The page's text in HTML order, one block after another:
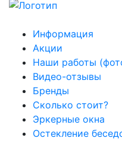
Информация
Акции
Наши работы
Видео-отзывы
Бренды
Сколько стоит?
Эркерные окна
Остекление